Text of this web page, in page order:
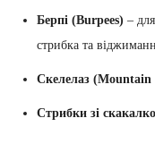
Берпі (Burpees) –
стрибка та
Скелелаз (Mountain
Стрибки зі